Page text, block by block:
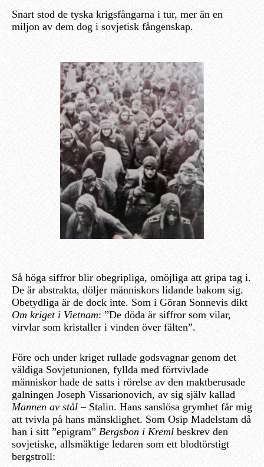
Snart stod de tyska krigsfångarna i tur, mer än en
miljon av dem dog i sovjetisk fångenskap.
Så höga siffror blir obegripliga, omöjliga att gripa tag i.
De är abstrakta, döljer människors lidande bakom sig.
Obetydliga är de dock inte. Som i Göran Sonnevis dikt
Om kriget i Vietnam: ”De döda är siffror som vilar,
virvlar som kristaller i vinden över fälten”.
Före och under kriget rullade godsvagnar genom det
väldiga Sovjetunionen, fyllda med förtvivlade
människor hade de satts i rörelse av den maktberusade
galningen Joseph Vissarionovich, av sig själv kallad
Mannen av stål –Stalin. Hans sanslösa grymhet får mig
att tvivla på hans mänsklighet. Som Osip Madelstam då
han i sitt ”epigram” Bergsbon i Kreml beskrev den
sovjetiske, allsmäktige ledaren som ett blodtörstigt
bergstroll: